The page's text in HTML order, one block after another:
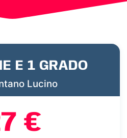
E 1 GRADO
Lucino
€